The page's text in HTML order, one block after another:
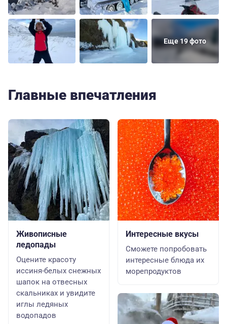
Еще 19 фото
Главные впечатления
Живописные
ледопады
Оцените красоту
иссиня-белых снежных
шапок на отвесных
скальниках и увидите
иглы ледяных
водопадов
Интересные вкусы
Сможете попробовать
интересные блюда их
морепродуктов